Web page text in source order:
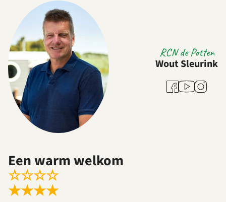
RCN de Potten
Wout Sleurink
Facebook
Youtube
Een warm welkom
☆☆☆☆
★★★★